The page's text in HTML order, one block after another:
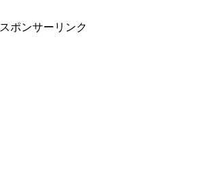
スポンサーリンク